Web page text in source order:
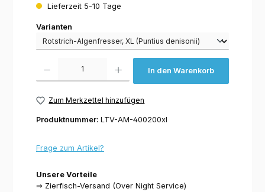
Lieferzeit 5-10 Tage
Varianten
Varianten
In den Warenkorb
Zum Merkzettel hinzufügen
Produktnummer: LTV-AM-400200xl
Frage zum Artikel?
Unsere Vorteile
⇒ Zierfisch-Versand (Over Night Service)